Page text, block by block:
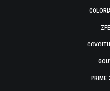
ZFE
PRIME